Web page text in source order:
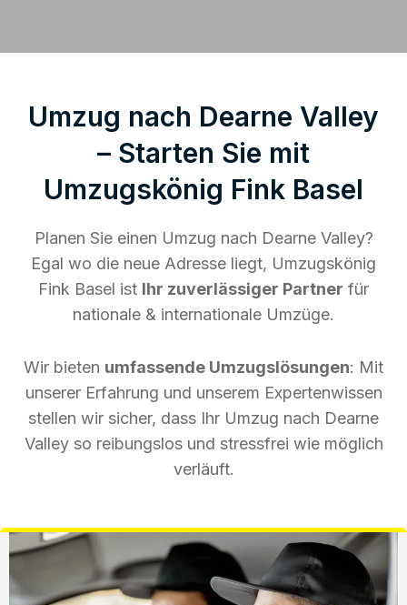
Umzug nach Dearne Valley
– Starten Sie mit
Umzugskönig Fink Basel
Planen Sie einen Umzug nach Dearne Valley?
Egal wo die neue Adresse liegt, Umzugskönig
Fink Basel ist Ihr zuverlässiger Partner für
nationale & internationale Umzüge.
Wir bieten umfassende Umzugslösungen: Mit
unserer Erfahrung und unserem Expertenwissen
stellen wir sicher, dass Ihr Umzug nach Dearne
Valley so reibungslos und stressfrei wie möglich
verläuft.